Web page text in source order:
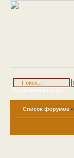
Расширенный поиск
Список форумов ‹